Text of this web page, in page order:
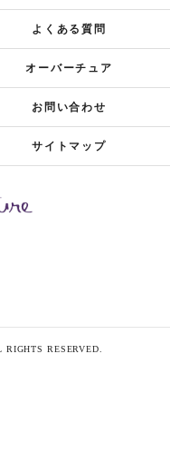
よくある質問
オーバーチュア
お問い合わせ
サイトマップ
RESERVED.